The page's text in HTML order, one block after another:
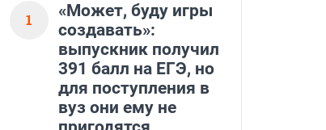
1
«Может, буду игры
создавать»:
выпускник получил
391 балл на ЕГЭ, но
для поступления в
вуз они ему не